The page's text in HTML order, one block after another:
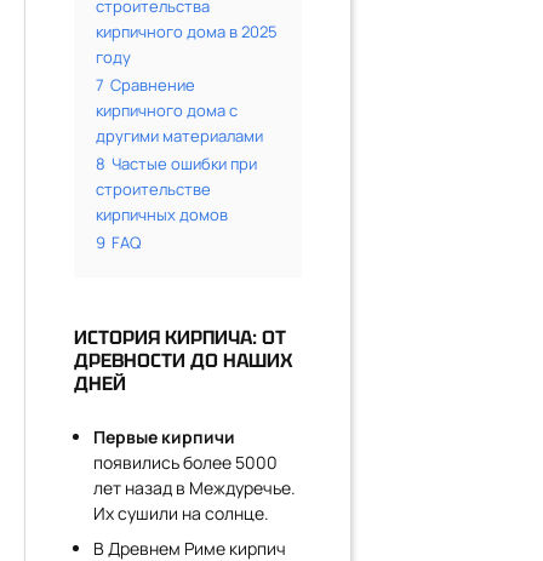
строительства
кирпичного дома в 2025
году
7 Сравнение
кирпичного дома с
другими материалами
8 Частые ошибки при
строительстве
кирпичных домов
9 FAQ
ИСТОРИЯ КИРПИЧА: ОТ
ДРЕВНОСТИ ДО НАШИХ
ДНЕЙ
Первые кирпичи
появились более 5000
лет назад в Междуречье.
Их сушили на солнце.
В Древнем Риме кирпич